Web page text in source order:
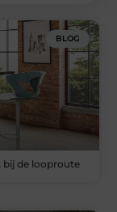
BLOG
de looproute